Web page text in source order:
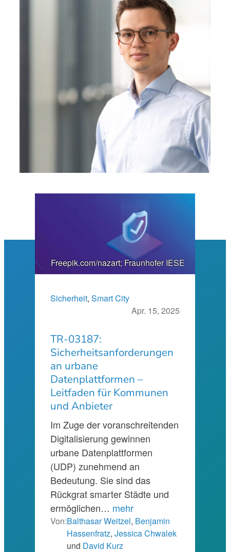
Freepik.com/nazart; Fraunhofer IESE
Sicherheit, Smart City
Apr. 15, 2025
TR-03187:
Sicherheitsanforderungen
an urbane
Datenplattformen –
Leitfaden für Kommunen
und Anbieter
Im Zuge der voranschreitenden
Digitalisierung gewinnen
urbane Datenplattformen
(UDP) zunehmend an
Bedeutung. Sie sind das
Rückgrat smarter Städte und
ermöglichen… mehr
Von:Balthasar Weitzel, Benjamin
Hassenfratz, Jessica Chwalek
und David Kurz